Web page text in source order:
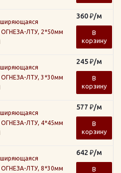
ОГНЕЗА-ЛТУ, 2*50мм
360₽/м
В
корзину
ОГНЕЗА-ЛТУ, 3*30мм
245₽/м
В
корзину
ОГНЕЗА-ЛТУ, 4*45мм
577 ₽/м
В
корзину
ОГНЕЗА-ЛТУ, 8*30мм
642 ₽/м
В